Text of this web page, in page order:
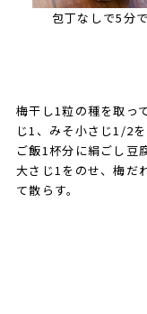
包丁なしで5分
梅干し1粒の種を取っ
じ1、みそ小さじ1/2
ご飯1杯分に絹ごし豆
大さじ1をのせ、梅だ
て散らす。